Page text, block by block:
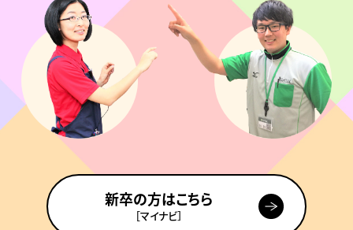
新卒の方はこちら
［マイナビ］